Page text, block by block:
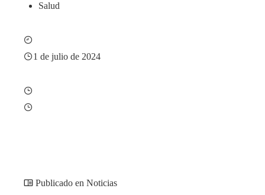
Salud
1 de julio de 2024
Publicado en Noticias